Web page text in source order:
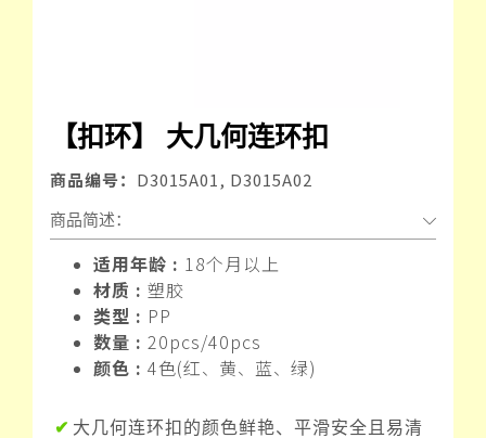
【扣环】 大几何连环扣
商品编号： D3015A01, D3015A02
商品简述：
适用年龄 : 18个月以上
材质 : 塑胶
类型 : PP
数量 : 20pcs/40pcs
颜色 : 4色(红、 黄、 蓝、 绿)
✔ 大几何连环扣的颜色鲜艳、平滑安全且易清